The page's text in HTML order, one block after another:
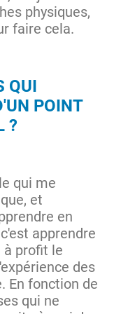
physiques,
faire cela.
QUI
POINT
?
qui me
et
en
apprendre
à profit le
des
En fonction de
qui ne